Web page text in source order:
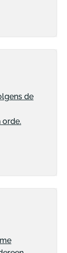
de
orde.